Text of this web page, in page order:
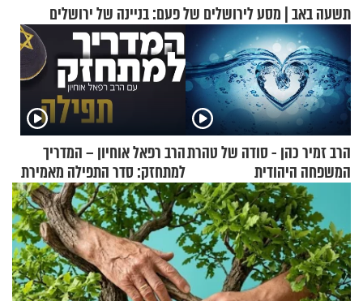
תשעה באב | מסע לירושלים של פעם: בניינה של ירושלים
הרב זמיר כהן - סודה של טהרת
המשפחה היהודית
הרב רפאל אוחיון – המדריך
למתחזק: סדר התפילה מאמירת
הקורבנות ועד קריאת שמע